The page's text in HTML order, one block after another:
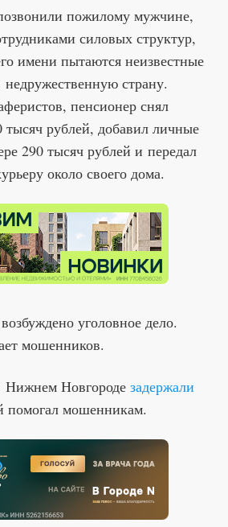
пожилому мужчине,
силовых структур,
имени пытаются неизвестные
недружественную страну.
пенсионер снял
тысяч рублей, добавил личные
290 тысяч рублей и передал
около своего дома.
уголовное дело.
мошенников.
Новгороде задержали
помогал мошенникам.